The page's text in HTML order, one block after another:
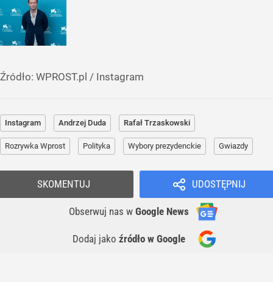
Źródło: WPROST.pl / Instagram
Instagram Andrzej Duda Rafał Trzaskowski
Rozrywka Wprost Polityka Wybory prezydenckie Gwiazdy
UDOSTĘPNIJ
Obserwuj nas w Google News
Dodaj jako źródło w Google
SKOMENTUJ